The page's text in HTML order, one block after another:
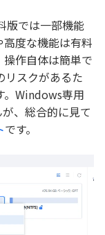
版では一部機能
度な機能は有料
作自体は簡単で
リスクがあるた
。Windows専用
、総合的に見て
です。